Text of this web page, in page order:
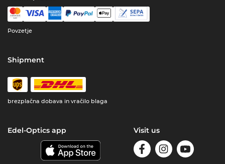
Povzetje
Shipment
brezplačna dobava in vračilo blaga
Edel-Optics app Visit us